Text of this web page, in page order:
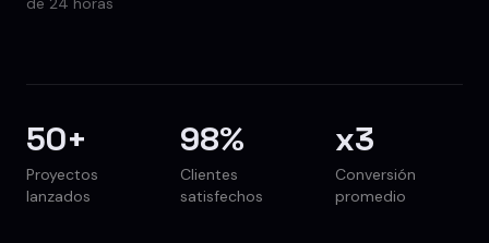
50+
Proyectos
lanzados
98%
Clientes
satisfechos
x3
Conversión
promedio